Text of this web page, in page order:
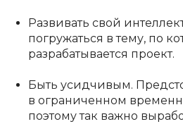
Развивать свой
погружаться в тему, по
разрабатывается проект.
Быть усидчивым.
в ограниченном
поэтому так важно